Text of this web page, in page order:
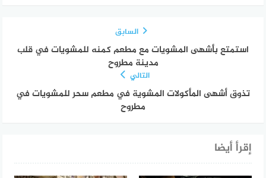
السابق
استمتع بأشهى المشويات مع مطعم كمنه للمشويات في قلب
مدينة مطروح
التالي
تذوق أشهى المأكولات المشوية في مطعم سحر للمشويات في
مطروح
إقرأ أيضا